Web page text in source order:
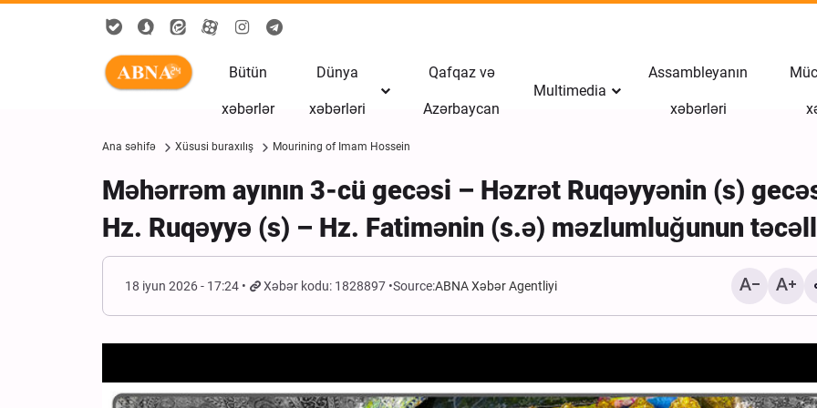
Bütün
xəbərlər
Dünya
xəbərləri
Qafqaz və
Azərbaycan
Multimedia
Assambleyanın
xəbərləri
Ana səhifə Xüsusi buraxılış Mourining of Imam Hossein
Məhərrəm ayının 3-cü gecəsi – Həzrət Ruqəyyənin (s)
Hz. Ruqəyyə (s) – Hz. Fatimənin (s.ə) məzlumluğunun
18 iyun 2026 - 17:24 Xəbər kodu: 1828897 Source:ABNA Xəbər Agentliyi
ABŞ işğalçı qüvvələrinin
vətəndaşlar ilə vida